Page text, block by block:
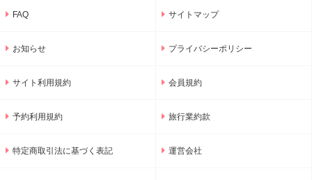
FAQ サイトマップ
お知らせ プライバシーポリシー
サイト利用規約 会員規約
予約利用規約 旅行業約款
特定商取引法に基づく表記 運営会社